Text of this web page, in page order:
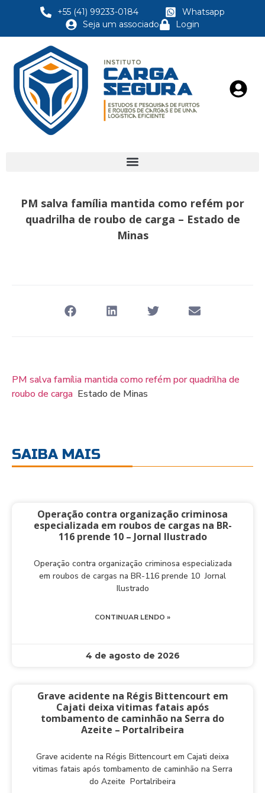
+55 (41) 99233-0184
Whatsapp
Seja um associado
Login
PM salva família mantida como refém por
quadrilha de roubo de carga – Estado de
Minas
PM salva família mantida como refém por quadrilha de
roubo de carga Estado de Minas
SAIBA MAIS
Operação contra organização criminosa
especializada em roubos de cargas na BR-
116 prende 10 – Jornal Ilustrado
Operação contra organização criminosa especializada
em roubos de cargas na BR-116 prende 10 Jornal
Ilustrado
CONTINUAR LENDO »
4 de agosto de 2026
Grave acidente na Régis Bittencourt em
Cajati deixa vitimas fatais após
tombamento de caminhão na Serra do
Azeite – Portalribeira
Grave acidente na Régis Bittencourt em Cajati deixa
vitimas fatais após tombamento de caminhão na Serra
do Azeite Portalribeira